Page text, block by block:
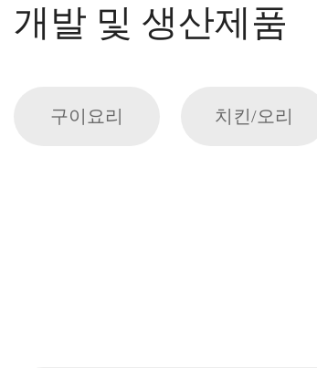
개발 및 생산제품
구이요리 치킨/오리